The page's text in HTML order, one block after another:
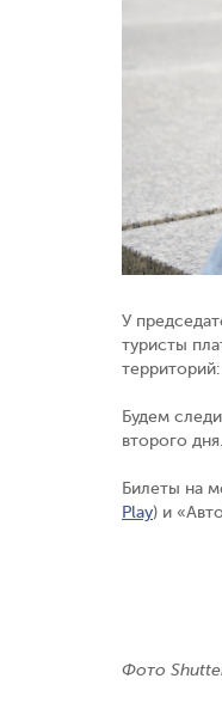
У
туристы
Будем
второго дня.
Билеты на
Play) и
Фото